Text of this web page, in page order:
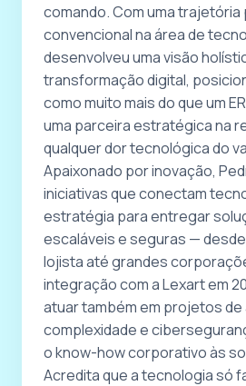
comando. Com uma trajetória
convencional na área de
desenvolveu uma visão
transformação digital,
como muito mais do que um
uma parceira estratégica na
qualquer dor tecnológica do
Apaixonado por inovação,
iniciativas que conectam
estratégia para entregar
escaláveis e seguras —
lojista até grandes
integração com a Lexart em
atuar também em projetos de
complexidade e
o know-how corporativo às
Acredita que a tecnologia só